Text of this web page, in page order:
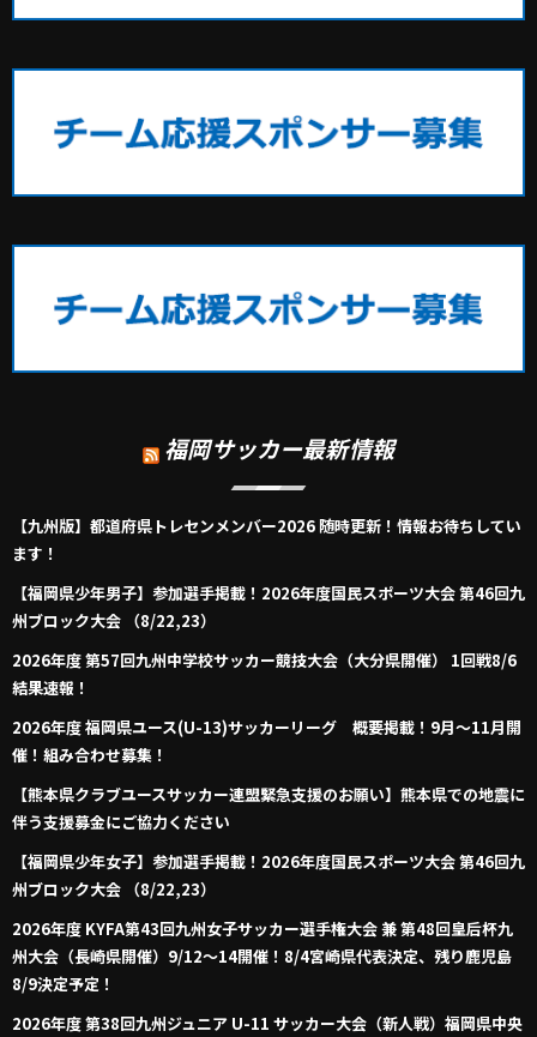
福岡サッカー最新情報
【九州版】都道府県トレセンメンバー2026 随時更新！情報お待ちしてい
ます！
【福岡県少年男子】参加選手掲載！2026年度国民スポーツ大会 第46回九
州ブロック大会 （8/22,23）
2026年度 第57回九州中学校サッカー競技大会（大分県開催） 1回戦8/6
結果速報！
2026年度 福岡県ユース(U-13)サッカーリーグ 概要掲載！9月～11月開
催！組み合わせ募集！
【熊本県クラブユースサッカー連盟緊急支援のお願い】熊本県での地震に
伴う支援募金にご協力ください
【福岡県少年女子】参加選手掲載！2026年度国民スポーツ大会 第46回九
州ブロック大会 （8/22,23）
2026年度 KYFA第43回九州女子サッカー選手権大会 兼 第48回皇后杯九
州大会（長崎県開催）9/12～14開催！8/4宮崎県代表決定、残り鹿児島
8/9決定予定！
2026年度 第38回九州ジュニア U-11 サッカー大会（新人戦）福岡県中央